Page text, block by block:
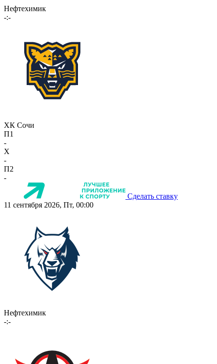
Нефтехимик
-:-
ХК Сочи
П1
-
X
-
П2
-
Сделать ставку
11 сентября 2026, Пт, 00:00
Нефтехимик
-:-